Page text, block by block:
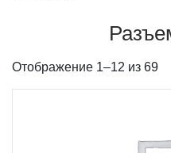
Отображение 1–12 из 69